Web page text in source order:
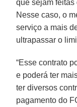
que sejam feitas
Nesse caso, o
serviço a mais
ultrapassar o
“Esse contrato
e poderá ter
ter diversos
pagamento do